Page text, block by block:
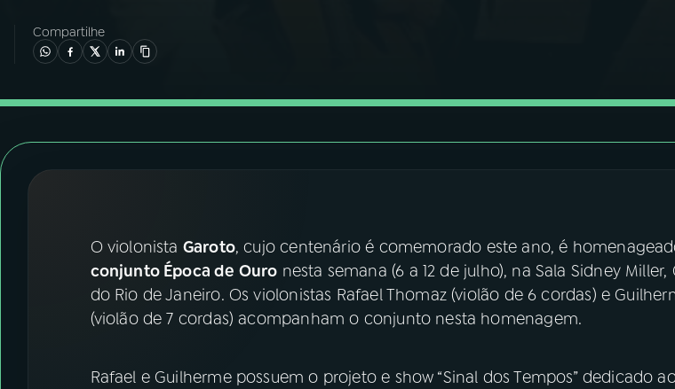
05PODCASTS
FESTIVAL DE MÚSICA
ACOMPANHE A RÁDIO NACIONAL
Instagram X
Compartilhe
O violonista Garoto, cujo centenário é comemorado este ano, é
conjunto Época de Ouro nesta semana (6 a 12 de julho), na Sala Sidney Miller,
do Rio de Janeiro. Os violonistas Rafael Thomaz (violão de 6 cordas) e
(violão de 7 cordas) acompanham o conjunto nesta homenagem.
Rafael e Guilherme possuem o projeto e show “Sinal dos Tempos” dedicado